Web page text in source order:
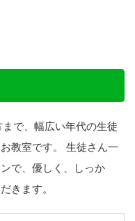
で、幅広い年代の生徒
教室です。 生徒さん一
で、優しく、しっか
きます。